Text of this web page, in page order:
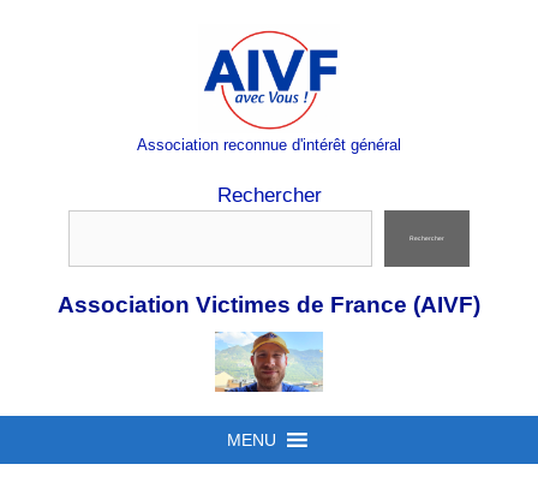
Association reconnue d'intérêt général
Rechercher
Rechercher
Association Victimes de France (AIVF)
MENU